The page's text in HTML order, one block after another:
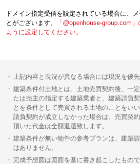
ドメイン指定受信を設定されている場合に、
とがございます。
「@openhouse-group.com
ように設定してください。
上記内容と現況が異なる場合には現況を優先
建築条件付土地とは、土地売買契約後、一
たは売主の指定する建築業者と、建築請負
とを条件として売買される土地のことをい
請負契約が成立しなかった場合は、売買契
頂いた代金は全額返還致します。
建築条件が無い物件の参考プランは、建築
はありません。
完成予想図は図面を基に書き起こしたもの